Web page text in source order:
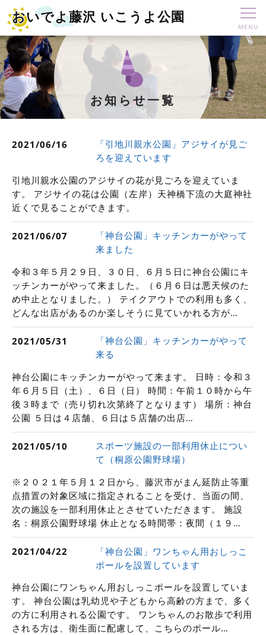
おいでよ藤沢 いこうよ公園
お知らせ一覧
2021/06/16
「引地川親水公園」アジサイが見ご
ろを迎えています
引地川親水公園のアジサイの花が見ごろを迎えていま
す。 アジサイの花は公園（左岸）天神橋下流の大庭神社
近くで見ることができます。
2021/06/07
「神台公園」キッチンカーがやって
来ました
令和３年５月２９日、３０日、６月５日に神台公園にキ
ッチンカーがやって来ました。（６月６日は悪天候のた
め中止となりました。） テイクアウトでの利用も多く、
どんな出店があるのか楽しそうに見ていかれる方が…
2021/05/31
「神台公園」キッチンカーがやって
来る
神台公園にキッチンカーがやって来ます。 日時：令和３
年６月５日（土）、６日（日） 時間：午前１０時から午
後３時まで（売り切れ次第終了となります） 場所：神台
公園 ５日は４店舗、６日は５店舗の出店…
2021/05/10
スポーツ施設の一部利用休止につい
て（桐原公園野球場）
※２０２１年５月１２日から、藤沢市がまん延防止等重
点措置の対象区域に指定されることを受け、当面の間、
次の施設を一部利用休止とさせていただきます。 施設
名：桐原公園野球場 休止となる時間帯：夜間（１９…
2021/04/22
「神台公園」ワンちゃん用おしっこ
ポールを設置しています
神台公園にワンちゃん用おしっこポールを設置していま
す。 神台公園は乳幼児や子どもから高齢の方まで、多く
の方に利用される公園です。 ワンちゃんのお散歩で利用
される方は、衛生面に配慮して、こちらのポール…